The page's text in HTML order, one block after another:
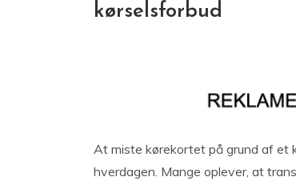
kørselsforbud
At miste kørekortet på grund af et
hverdagen. Mange oplever, at